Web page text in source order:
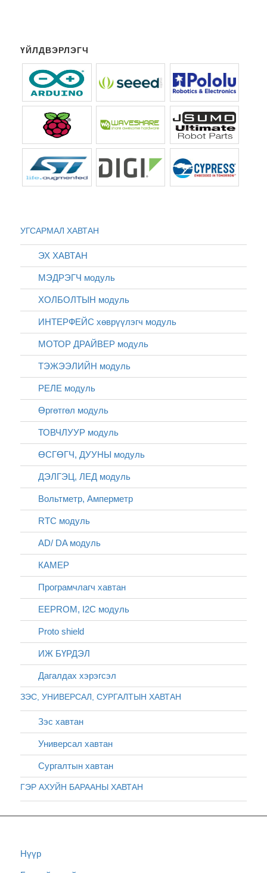
ҮЙЛДВЭРЛЭГЧ
УГСАРМАЛ ХАВТАН
ЭХ ХАВТАН
МЭДРЭГЧ модуль
ХОЛБОЛТЫН модуль
ИНТЕРФЕЙС хөврүүлэгч модуль
МОТОР ДРАЙВЕР модуль
ТЭЖЭЭЛИЙН модуль
РЕЛЕ модуль
Өргөтгөл модуль
ТОВЧЛУУР модуль
ӨСГӨГЧ, ДУУНЫ модуль
ДЭЛГЭЦ, ЛЕД модуль
Вольтметр, Амперметр
RTC модуль
AD/ DA модуль
КАМЕР
Програмчлагч хавтан
EEPROM, I2C модуль
Proto shield
ИЖ БҮРДЭЛ
Дагалдах хэрэгсэл
ЗЭС, УНИВЕРСАЛ, СУРГАЛТЫН ХАВТАН
Зэс хавтан
Универсал хавтан
Сургалтын хавтан
ГЭР АХУЙН БАРААНЫ ХАВТАН
Нүүр